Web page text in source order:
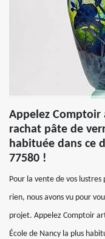
Appelez
rachat pâte de
habituée dans ce
77580 !
Pour la vente de vos
rien, nous avons vu pour
projet. Appelez Comptoir
École de Nancy la plus